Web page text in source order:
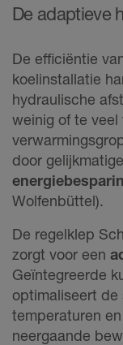
De adaptieve
De efficiëntie
koelinstallatie
hydraulische
weinig of te veel
door
Wolfenbüttel).
De regelklep
zorgt voor een
Geïntegreerde
optimaliseert
temperaturen
neergaande